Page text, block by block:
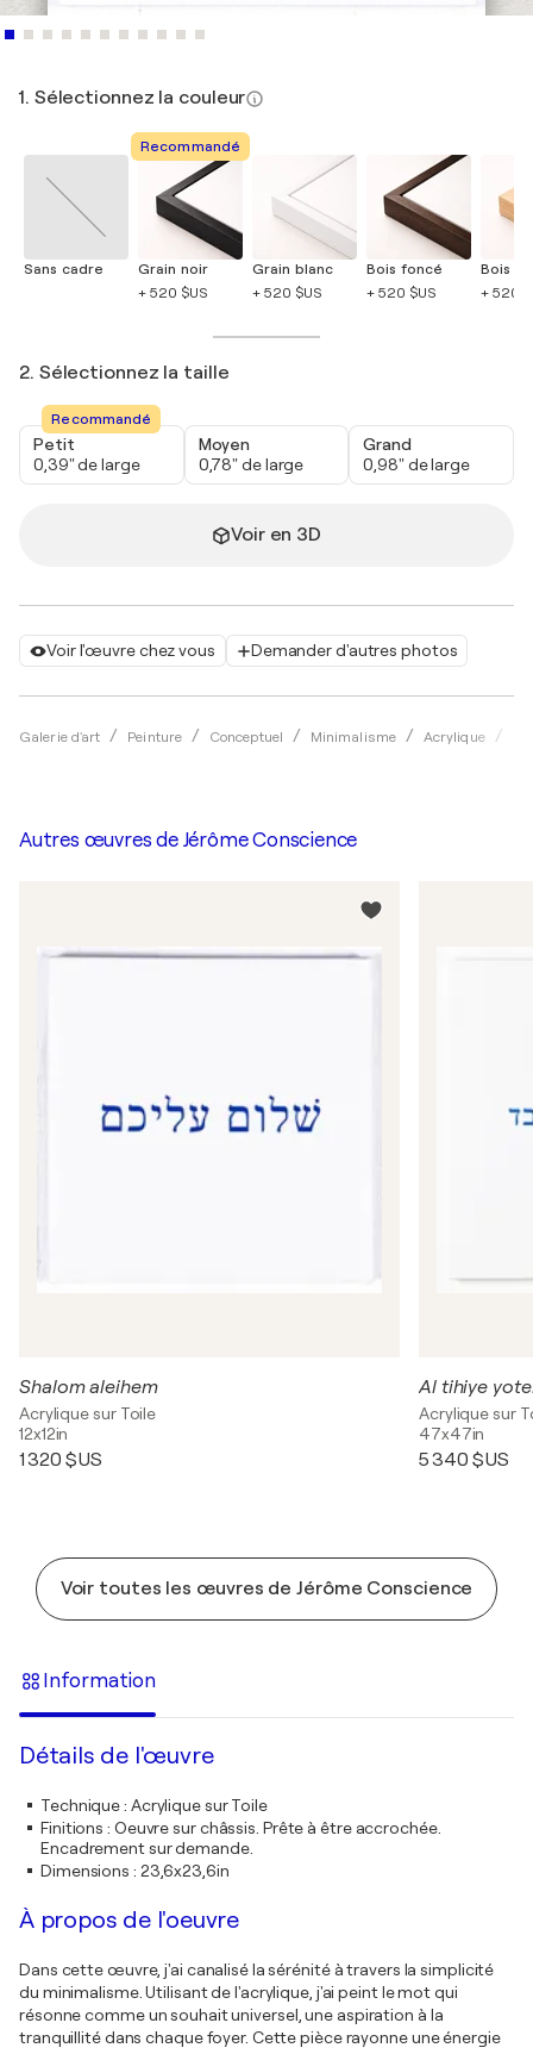
Voir l'œuvre chez vous Demander d'autres photos
Galerie d'art Peinture Conceptuel Minimalisme Acrylique
1. Sélectionnez la couleur
Sans cadre
Recommandé
Grain noir
+ 520 $US
Grain blanc
+ 520 $US
Bois foncé
+ 520 $US
Bois
+ 520
2. Sélectionnez la taille
Recommandé
Petit
0,39" de large
Moyen
0,78" de large
Grand
0,98" de large
Voir en 3D
Autres œuvres de Jérôme Conscience
Shalom aleihem
Acrylique sur Toile
12x12in
1 320 $US
Acrylique sur
47x47in
5 340 $US
Voir toutes les œuvres de Jérôme Conscience
Information
Détails de l'œuvre
Technique: Acrylique sur Toile
Finitions : Oeuvre sur châssis. Prête à être accrochée.
Encadrement sur demande.
Dimensions : 23,6x23,6in
À propos de l'oeuvre
Dans cette œuvre, j'ai canalisé la sérénité à travers la simplicité
du minimalisme. Utilisant de l'acrylique, j'ai peint le mot qui
résonne comme un souhait universel, une aspiration à la
tranquillité dans chaque foyer. Cette pièce rayonne une énergie